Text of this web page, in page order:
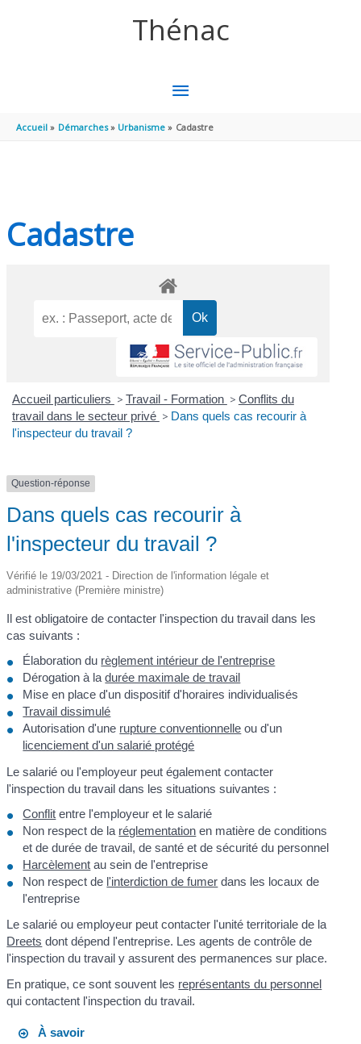
Thénac
MENU
PRINCIPAL
Accueil Démarches Urbanisme Cadastre
Cadastre
Accueil particuliers > Travail - Formation > Conflits du
travail dans le secteur privé > Dans quels cas recourir à
l'inspecteur du travail ?
Question-réponse
Dans quels cas recourir à
l'inspecteur du travail ?
Vérifié le 19/03/2021 - Direction de l'information légale et
administrative (Première ministre)
Il est obligatoire de contacter l'inspection du travail dans les
cas suivants :
Élaboration du règlement intérieur de l'entreprise
Dérogation à ladurée maximale de travail
Mise en place d'un dispositif d'horaires individualisés
Travail dissimulé
Autorisation d'une rupture conventionnelle ou d'un
licenciement d'un salarié protégé
Le salarié ou l'employeur peut également contacter
l'inspection du travail dans les situations suivantes :
Conflit entre l'employeur et le salarié
Non respect de la réglementation en matière de conditions
et de durée de travail, de santé et de sécurité du personnel
Harcèlement au sein de l'entreprise
Non respect de l'interdiction de fumer dans les locaux de
l'entreprise
Le salarié ou employeur peut contacter l'unité territoriale de la
Dreets dont dépend l'entreprise. Les agents de contrôle de
l'inspection du travail y assurent des permanences sur place.
En pratique, ce sont souvent les représentants du personnel
qui contactent l'inspection du travail.
À savoir